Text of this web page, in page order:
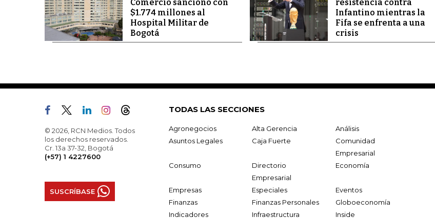
Comercio sancionó con
$1.774 millones al
Hospital Militar de
Bogotá
resistencia contra
Infantino mientras la
Fifa se enfrenta a una
crisis
© 2026, RCN Medios. Todos
los derechos reservados.
Cr. 13a 37-32, Bogotá
(+57) 1 4227600
SUSCRÍBASE
TODAS LAS SECCIONES
Agronegocios Alta Gerencia
Análisis
Asuntos Legales
Caja Fuerte
Comunidad
Empresarial
Consumo
Directorio
Empresarial
Economía
Empresas Especiales
Eventos
Finanzas
Finanzas Personales
Globoeconomía
Indicadores
Infraestructura Inside